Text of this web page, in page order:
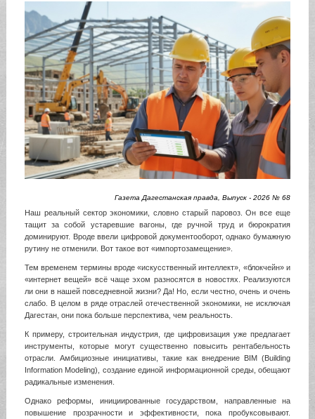
Газета Дагестанская правда, Выпуск - 2026 № 68
Наш реальный сектор экономики, словно старый паровоз. Он все еще
тащит за собой устаревшие вагоны, где ручной труд и бюрократия
доминируют. Вроде ввели цифровой документооборот, однако бумажную
рутину не отменили. Вот такое вот «импортозамещение».
Тем временем термины вроде «искусственный интеллект», «блокчейн» и
«интернет вещей» всё чаще эхом разносятся в новостях. Реализуются
ли они в нашей повседневной жизни? Да! Но, если честно, очень и очень
слабо. В целом в ряде отраслей отечественной экономики, не исключая
Дагестан, они пока больше перспектива, чем реальность.
К примеру, строительная индустрия, где цифровизация уже предлагает
инструменты, которые могут существенно повысить рентабельность
отрасли. Амбициозные инициативы, такие как внедрение BIM (Building
Information Modeling), создание единой информационной среды, обещают
радикальные изменения.
Однако реформы, инициированные государством, направленные на
повышение прозрачности и эффективности, пока пробуксовывают.